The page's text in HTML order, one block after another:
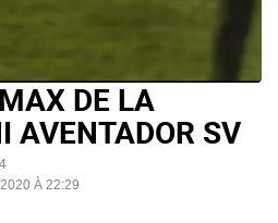
DE LA
AVENTADOR SV
À 22:29